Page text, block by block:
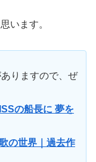
います。
りますので、ぜ
の船長に 夢を
の世界｜過去作